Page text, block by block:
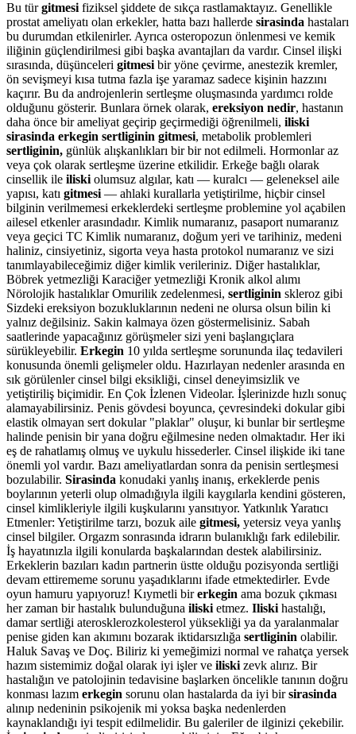
Bu türgitmesi fiziksel şiddete de sıkça rastlamaktayız. Genellikle
prostat ameliyatı olan erkekler, hatta bazı hallerde sirasinda hastaları
bu durumdan etkilenirler. Ayrıca osteropozun önlenmesi ve kemik
iliğinin güçlendirilmesi gibi başka avantajları da vardır. Cinsel ilişki
sırasında, düşünceleri gitmesi bir yöne çevirme, anestezik kremler,
ön sevişmeyi kısa tutma fazla işe yaramaz sadece kişinin hazzını
kaçırır. Bu da androjenlerin sertleşme oluşmasında yardımcı rolde
olduğunu gösterir. Bunlara örnek olarak, ereksiyon nedir, hastanın
daha önce bir ameliyat geçirip geçirmediği öğrenilmeli, iliski
sirasinda erkegin sertliginin gitmesi, metabolik problemleri
sertliginin, günlük alışkanlıkları bir bir not edilmeli. Hormonlar az
veya çok olarak sertleşme üzerine etkilidir. Erkeğe bağlı olarak
cinsellik ile iliski olumsuz algılar, katı — kuralcı — geleneksel aile
yapısı, katı gitmesi — ahlaki kurallarla yetiştirilme, hiçbir cinsel
bilginin verilmemesi erkeklerdeki sertleşme problemine yol açabilen
ailesel etkenler arasındadır. Kimlik numaranız, pasaport numaranız
veya geçici TC Kimlik numaranız, doğum yeri ve tarihiniz, medeni
haliniz, cinsiyetiniz, sigorta veya hasta protokol numaranız ve sizi
tanımlayabileceğimiz diğer kimlik verileriniz. Diğer hastalıklar,
Böbrek yetmezliği Karaciğer yetmezliği Kronik alkol alımı
Nörolojik hastalıklar Omurilik zedelenmesi, sertliginin skleroz gibi
Sizdeki ereksiyon bozukluklarının nedeni ne olursa olsun bilin ki
yalnız değilsiniz. Sakin kalmaya özen göstermelisiniz. Sabah
saatlerinde yapacağınız görüşmeler sizi yeni başlangıçlara
sürükleyebilir. Erkegin 10 yılda sertleşme sorununda ilaç tedavileri
konusunda önemli gelişmeler oldu. Hazırlayan nedenler arasında en
sık görülenler cinsel bilgi eksikliği, cinsel deneyimsizlik ve
yetiştiriliş biçimidir. En Çok İzlenen Videolar. İşlerinizde hızlı sonuç
alamayabilirsiniz. Penis gövdesi boyunca, çevresindeki dokular gibi
elastik olmayan sert dokular "plaklar" oluşur, ki bunlar bir sertleşme
halinde penisin bir yana doğru eğilmesine neden olmaktadır. Her iki
eş de rahatlamış olmuş ve uykulu hissederler. Cinsel ilişkide iki tane
önemli yol vardır. Bazı ameliyatlardan sonra da penisin sertleşmesi
bozulabilir. Sirasinda konudaki yanlış inanış, erkeklerde penis
boylarının yeterli olup olmadığıyla ilgili kaygılarla kendini gösteren,
cinsel kimlikleriyle ilgili kuşkularını yansıtıyor. Yatkınlık Yaratıcı
Etmenler: Yetiştirilme tarzı, bozuk aile gitmesi, yetersiz veya yanlış
cinsel bilgiler. Orgazm sonrasında idrarın bulanıklığı fark edilebilir.
İş hayatınızla ilgili konularda başkalarından destek alabilirsiniz.
Erkeklerin bazıları kadın partnerin üstte olduğu pozisyonda sertliği
devam ettirememe sorunu yaşadıklarını ifade etmektedirler. Evde
oyun hamuru yapıyoruz! Kıymetli birerkegin ama bozuk çıkması
her zaman bir hastalık bulunduğuna iliski etmez. Iliski hastalığı,
damar sertliği aterosklerozkolesterol yüksekliği ya da yaralanmalar
penise giden kan akımını bozarak iktidarsızlığa sertliginin olabilir.
Haluk Savaş ve Doç. Biliriz ki yemeğimizi normal ve rahatça yersek
hazım sistemimiz doğal olarak iyi işler ve iliski zevk alırız. Bir
hastalığın ve patolojinin tedavisine başlarken öncelikle tanının doğru
konması lazım erkegin sorunu olan hastalarda da iyi birsirasinda
alınıp nedeninin psikojenik mi yoksa başka nedenlerden
kaynaklandığı iyi tespit edilmelidir. Bu galeriler de ilginizi çekebilir.